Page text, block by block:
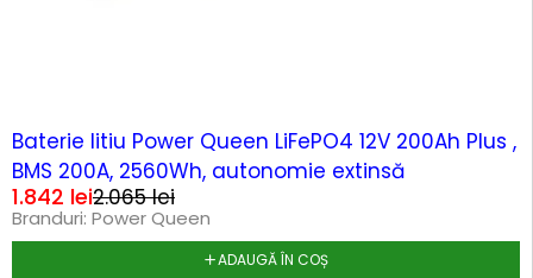
Baterie litiu Power Queen LiFePO4 12V 200Ah Plus ,
BMS 200A, 2560Wh, autonomie extinsă
2.065lei
1.842 lei
Branduri: Power Queen
ADAUGĂ ÎN COȘ